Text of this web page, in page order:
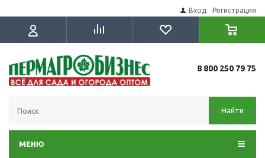
Вход Регистрация
8 800 250 79 75
Найти
МЕНЮ